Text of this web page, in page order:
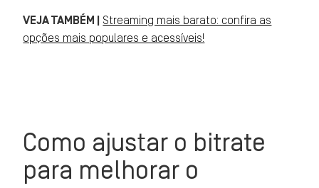
VEJA TAMBÉM |
Streaming mais barato: confira as
opções mais populares e acessíveis!
Como ajustar o bitrate
para melhorar o